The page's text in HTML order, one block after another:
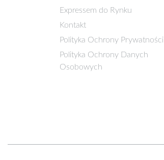
Expressem do Rynku
Kontakt
Polityka Ochrony Prywatności
Polityka Ochrony Danych
Osobowych